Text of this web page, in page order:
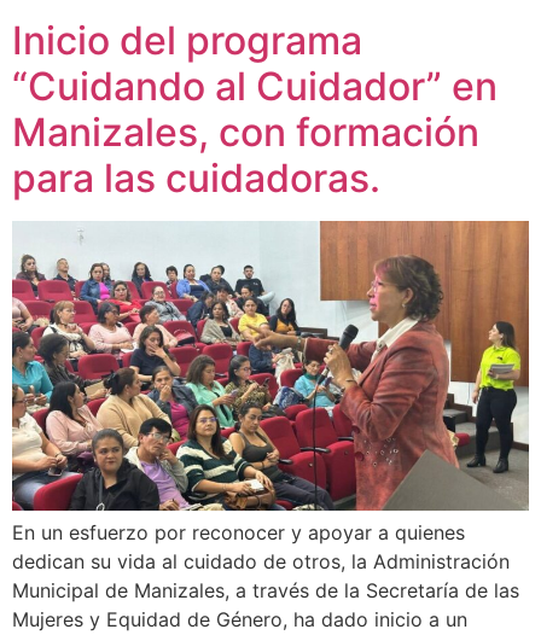
Inicio del programa
“Cuidando al Cuidador” en
Manizales, con formación
para las cuidadoras.
En un esfuerzo por reconocer y apoyar a quienes
dedican su vida al cuidado de otros, la Administración
Municipal de Manizales, a través de la Secretaría de las
Mujeres y Equidad de Género, ha dado inicio a un